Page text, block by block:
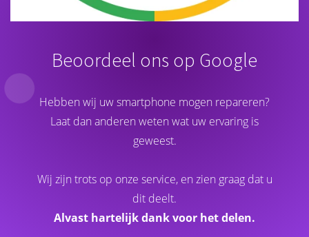
Beoordeel ons op Google
Hebben wij uw smartphone mogen repareren?
Laat dan anderen weten wat uw ervaring is
geweest.
Wij zijn trots op onze service, en zien graag dat u
dit deelt.
Alvast hartelijk dank voor het delen.